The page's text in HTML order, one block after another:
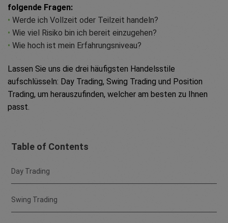
folgende Fragen:
• Werde ich Vollzeit oder Teilzeit handeln?
• Wie viel Risiko bin ich bereit einzugehen?
• Wie hoch ist mein Erfahrungsniveau?
Lassen Sie uns die drei häufigsten Handelsstile
aufschlüsseln: Day Trading, Swing Trading und Position
Trading, um herauszufinden, welcher am besten zu Ihnen
passt.
Table of Contents
Day Trading
Swing Trading